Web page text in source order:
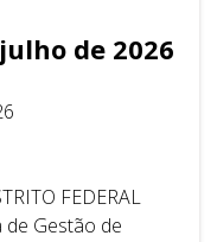
de 2026
FEDERAL
de Gestão de